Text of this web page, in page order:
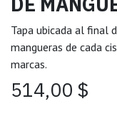
Tapa ubicada al final
mangueras de cada
marcas.
514,00 $